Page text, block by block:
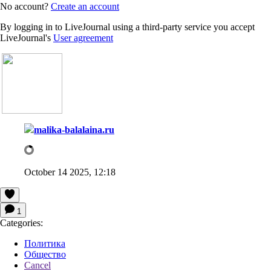
No account? Create an account
By logging in to LiveJournal using a third-party service you accept
LiveJournal's User agreement
malika-balalaina.ru
October 14 2025, 12:18
1
Categories:
Политика
Общество
Cancel